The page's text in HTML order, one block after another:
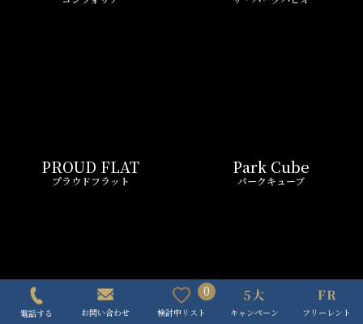
Urbanex LEFOND PROGRES
電話する お問い合わせ
0
検討中リスト キャンペーン フリーレント